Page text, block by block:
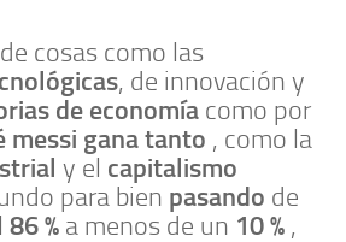
cosas como las
, de innovación y
de economía como por
messi gana tanto , como la
y el capitalismo
para bien pasando de
86 % a menos de un 10 % ,